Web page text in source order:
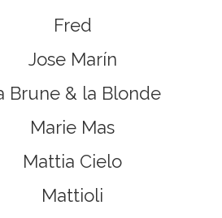
Fred
Jose Marín
Brune & la Blonde
Marie Mas
Mattia Cielo
Mattioli